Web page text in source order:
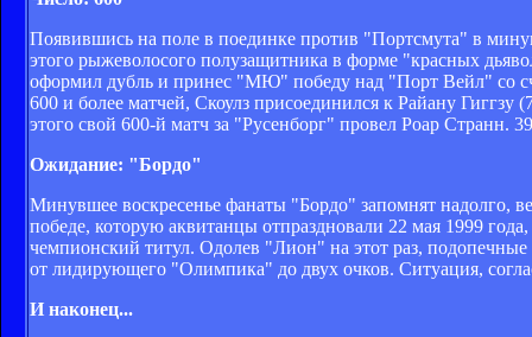
Появившись на поле в поединке против "Портсмута" в
этого рыжеволосого полузащитника в форме "красных
оформил дубль и принес "МЮ" победу над "Порт Вейл" со
600 и более матчей, Скоулз присоединился к Райану
этого свой 600-й матч за "Русенборг" провел Роар Странн.
Ожидание: "Бордо"
Минувшее воскресенье фанаты "Бордо" запомнят надолго,
победе, которую аквитанцы отпраздновали 22 мая 1999
чемпионский титул. Одолев "Лион" на этот раз,
от лидирующего "Олимпика" до двух очков. Ситуация,
И наконец...